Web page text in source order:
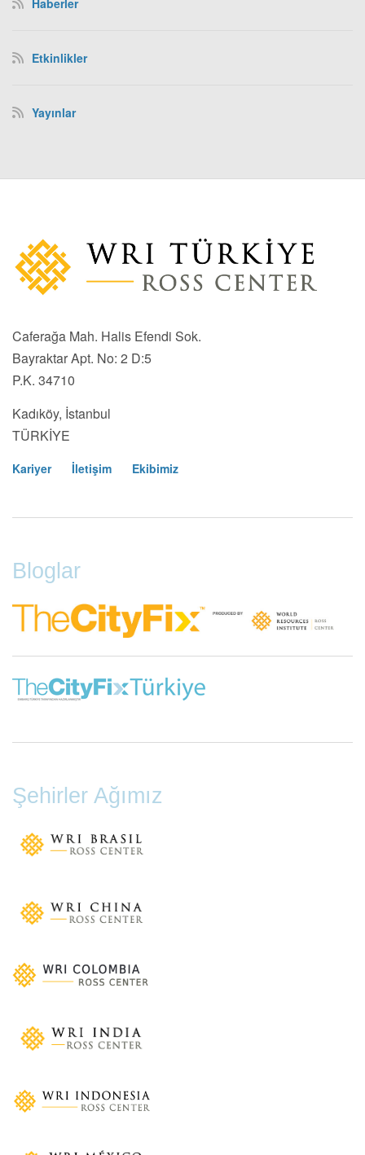
Haberler
Etkinlikler
Yayınlar
Bloglar
Şehirler Ağımız
Caferağa Mah. Halis Efendi Sok.
Bayraktar Apt. No: 2 D:5
P.K. 34710
Kadıköy, İstanbul
TÜRKİYE
Kariyer İletişim Ekibimiz